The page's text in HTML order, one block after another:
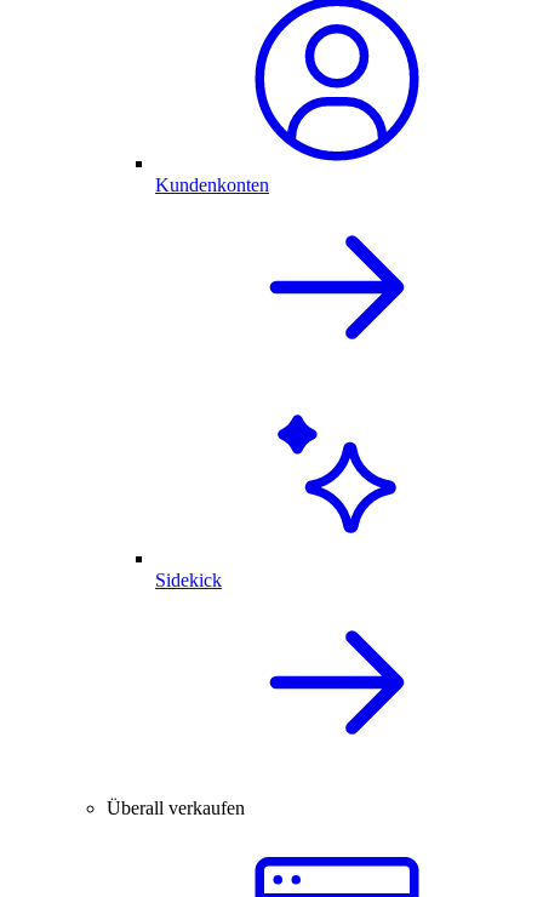
Kundenkonten
Sidekick
Überall verkaufen